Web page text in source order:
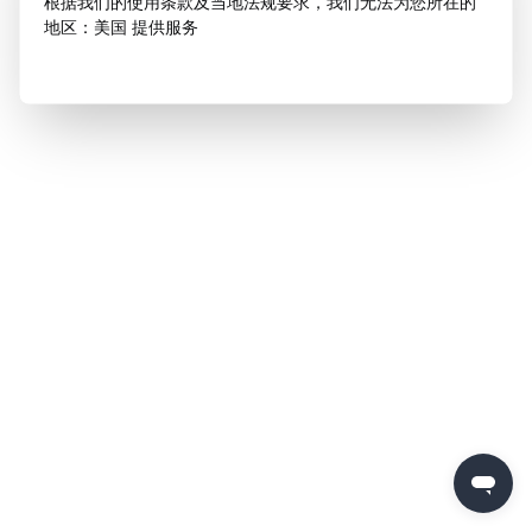
地区：美国 提供服务